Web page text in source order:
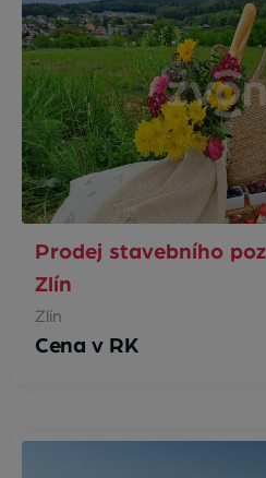
Prodej stavebního
Zlín
Zlín
Cena v RK